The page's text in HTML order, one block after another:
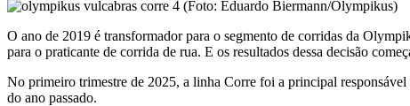
O ano de 2019 é transformador para o segmento de corridas da
para o praticante de corrida de rua. E os resultados dessa decisão
No primeiro trimestre de 2025, a linha Corre foi a principal
do ano passado.